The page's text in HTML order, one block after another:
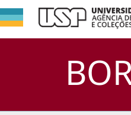
Busca
DSpace/